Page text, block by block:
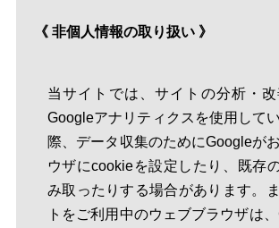
《 非個人情報の取り扱い 》
当サイトでは、サイトの分析・
Googleアナリティクスを使用して
際、データ収集のためにGoogleが
ウザにcookieを設定したり、既存
み取ったりする場合があります。
トをご利用中のウェブブラウザは